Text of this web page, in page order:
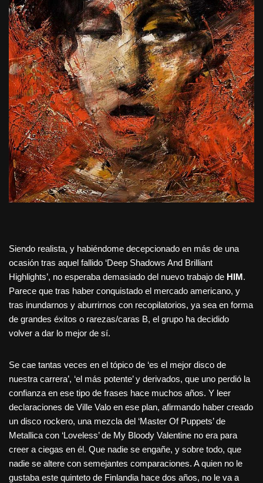
Siendo realista, y habiéndome decepcionado en más de una
ocasión tras aquel fallido ‘Deep Shadows And Brilliant
Highlights’, no esperaba demasiado del nuevo trabajo de HIM.
Parece que tras haber conquistado el mercado americano, y
tras inundarnos y aburrirnos con recopilatorios, ya sea en forma
de grandes éxitos o rarezas/caras B, el grupo ha decidido
volver a dar lo mejor de sí.
Se cae tantas veces en el tópico de ‘es el mejor disco de
nuestra carrera’, ‘el más potente’ y derivados, que uno perdió la
confianza en ese tipo de frases hace muchos años. Y leer
declaraciones de Ville Valo en ese plan, afirmando haber creado
un disco rockero, una mezcla del ‘Master Of Puppets’ de
Metallica con ‘Loveless’ de My Bloody Valentine no era para
creer a ciegas en él. Que nadie se engañe, y sobre todo, que
nadie se altere con semejantes comparaciones. A quien no le
gustaba este quinteto de Finlandia hace dos años, no le va a